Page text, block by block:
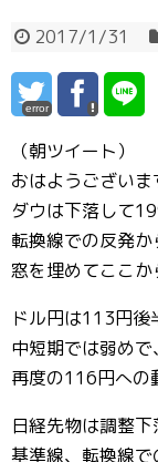
2017/1/31
error
（朝ツイート）
おはようございま
ダウは下落して
転換線での反発か
窓を埋めてここか
ドル円は113円後
中短期では弱めで
再度の116円への
日経先物は調整
基準線、転換線で